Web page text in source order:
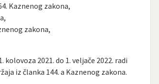
Kaznenog zakona,
zakona,
2021. do 1. veljače 2022. radi
iz članka 144. a Kaznenog zakona.